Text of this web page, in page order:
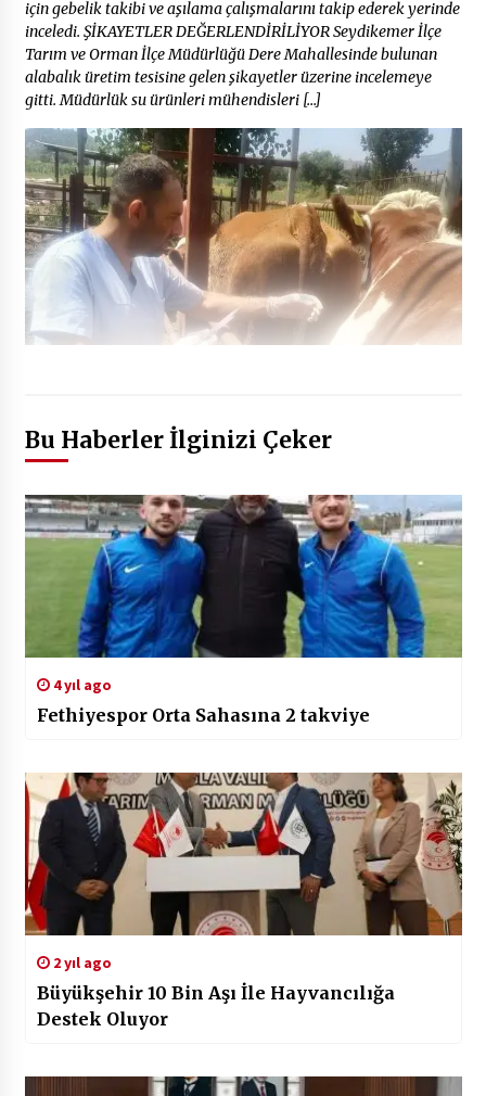
için gebelik takibi ve aşılama çalışmalarını takip ederek yerinde
inceledi. ŞİKAYETLER DEĞERLENDİRİLİYOR Seydikemer İlçe
Tarım ve Orman İlçe Müdürlüğü Dere Mahallesinde bulunan
alabalık üretim tesisine gelen şikayetler üzerine incelemeye
gitti. Müdürlük su ürünleri mühendisleri […]
Bu Haberler İlginizi Çeker
4 yıl ago
Fethiyespor Orta Sahasına 2 takviye
2 yıl ago
Büyükşehir 10 Bin Aşı İle Hayvancılığa
Destek Oluyor